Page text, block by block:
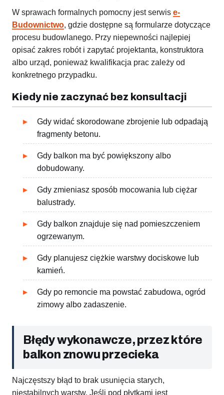
W sprawach formalnych pomocny jest serwis e-
Budownictwo, gdzie dostępne są formularze dotyczące
procesu budowlanego. Przy niepewności najlepiej
opisać zakres robót i zapytać projektanta, konstruktora
albo urząd, ponieważ kwalifikacja prac zależy od
konkretnego przypadku.
Kiedy nie zaczynać bez konsultacji
Gdy widać skorodowane zbrojenie lub odpadają
fragmenty betonu.
Gdy balkon ma być powiększony albo
dobudowany.
Gdy zmieniasz sposób mocowania lub ciężar
balustrady.
Gdy balkon znajduje się nad pomieszczeniem
ogrzewanym.
Gdy planujesz ciężkie warstwy dociskowe lub
kamień.
Gdy po remoncie ma powstać zabudowa, ogród
zimowy albo zadaszenie.
Błędy wykonawcze, przez które
balkon znowu przecieka
Najczęstszy błąd to brak usunięcia starych,
niestabilnych warstw. Jeśli pod płytkami jest